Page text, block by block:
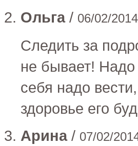
Ольга/ 06/02/2014
Следить за
не бывает! Надо
себя надо
здоровье его
Арина/ 07/02/